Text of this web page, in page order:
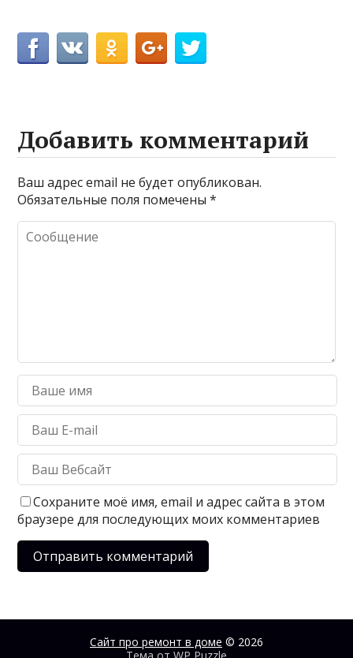
Добавить комментарий
Ваш адрес email не будет опубликован.
Обязательные поля помечены*
Сохраните моё имя, email и адрес сайта в этом
браузере для последующих моих комментариев
Сайт про ремонт в доме © 2026